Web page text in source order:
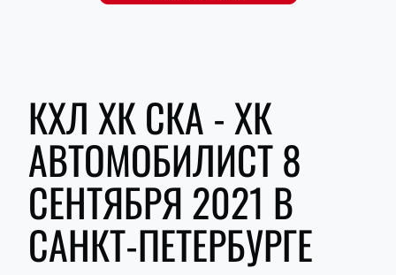
КХЛ ХК СКА - ХК
АВТОМОБИЛИСТ 8
СЕНТЯБРЯ 2021 В
САНКТ-ПЕТЕРБУРГЕ